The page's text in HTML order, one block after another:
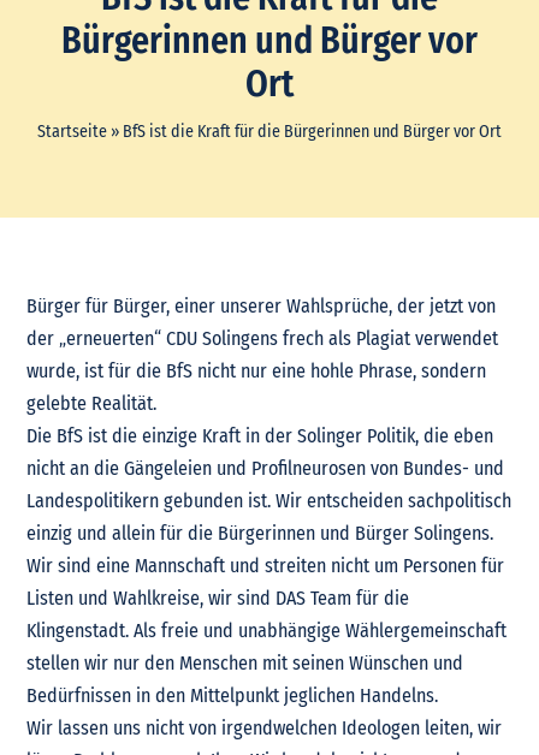
Unsere Werte
Kontakt
Bürgerinnen und Bürger vor
Ort
Startseite » BfS ist die Kraft für die Bürgerinnen und Bürger vor Ort
Bürger für Bürger, einer unserer Wahlsprüche, der jetzt von
der „erneuerten“ CDU Solingens frech als Plagiat verwendet
wurde, ist für die BfS nicht nur eine hohle Phrase, sondern
gelebte Realität.
Die BfS ist die einzige Kraft in der Solinger Politik, die eben
nicht an die Gängeleien und Profilneurosen von Bundes- und
Landespolitikern gebunden ist. Wir entscheiden sachpolitisch
einzig und allein für die Bürgerinnen und Bürger Solingens.
Wir sind eine Mannschaft und streiten nicht um Personen für
Listen und Wahlkreise, wir sind DAS Team für die
Klingenstadt. Als freie und unabhängige Wählergemeinschaft
stellen wir nur den Menschen mit seinen Wünschen und
Bedürfnissen in den Mittelpunkt jeglichen Handelns.
Wir lassen uns nicht von irgendwelchen Ideologen leiten, wir